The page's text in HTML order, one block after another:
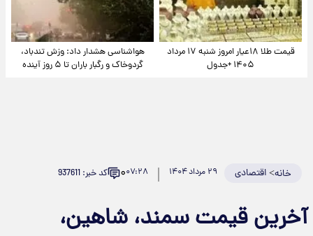
قیمت طلا ۱۸عیار امروز شنبه ۱۷ مرداد
۱۴۰۵ +جدول
هواشناسی هشدار داد: وزش تندباد،
گردوخاک و رگبار باران تا ۵ روز آینده
خانه>اقتصادی ۲۹ مرداد ۱۴۰۴ ۰۷:۲۸۰ کد خبر: 937611
آخرین قیمت سمند، شاهین،